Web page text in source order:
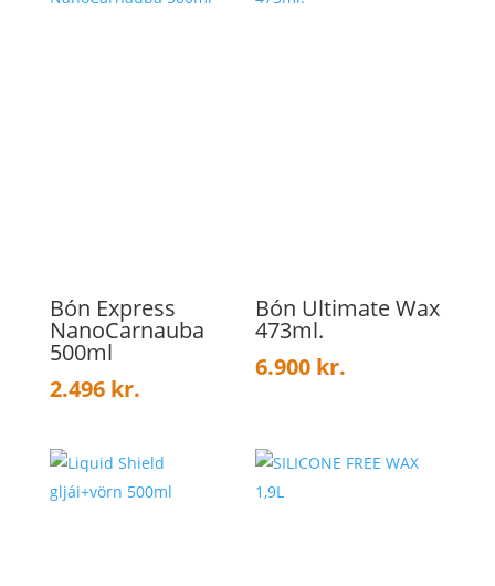
Bón Express
NanoCarnauba
500ml
2.496 kr.
Bón Ultimate Wax
473ml.
6.900 kr.